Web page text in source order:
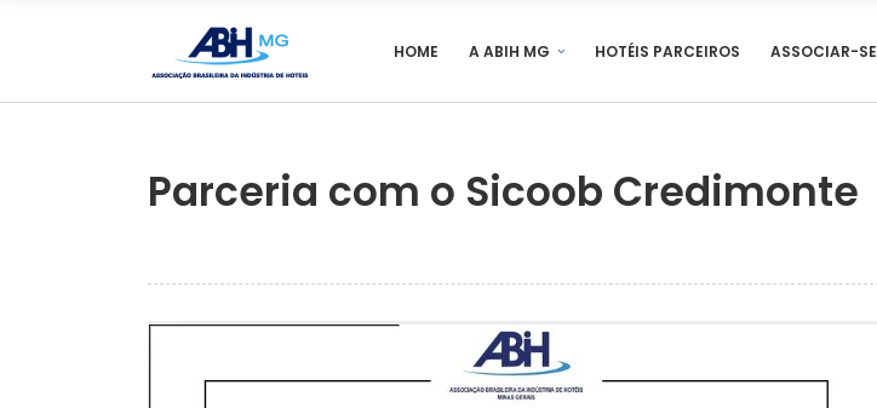
HOME A ABIH MG HOTÉIS PARCEIROS ASSOCIAR-SE
Parceria com o Sicoob Credimonte